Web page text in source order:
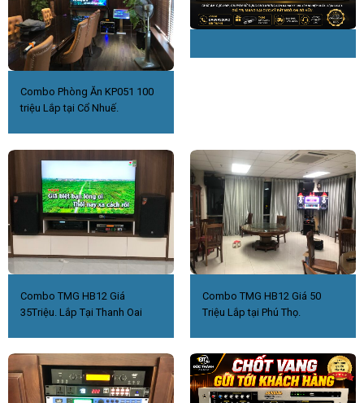
Combo Phòng Ăn KP051 100
triệu Lắp tại Cổ Nhuế.
Combo TMG HB12 Giá
35Triệu. Lắp Tại Thanh Oai
Combo TMG HB12 Giá 50
Triệu Lắp tại Phú Thọ.